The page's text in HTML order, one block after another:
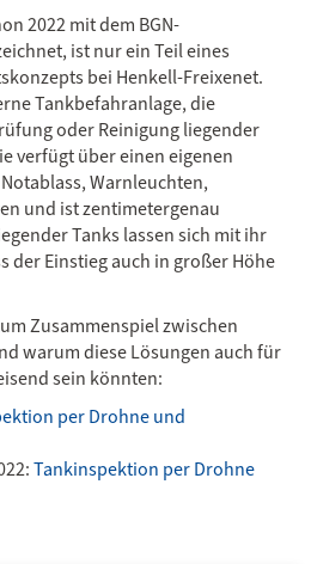
2022 mit dem BGN-
ist nur ein Teil eines
bei Henkell-Freixenet.
Tankbefahranlage, die
oder Reinigung liegender
verfügt über einen eigenen
Warnleuchten,
und ist zentimetergenau
Tanks lassen sich mit ihr
der Einstieg auch in großer Höhe
Zusammenspiel zwischen
warum diese Lösungen auch für
sein könnten:
per Drohne und
Tankinspektion per Drohne